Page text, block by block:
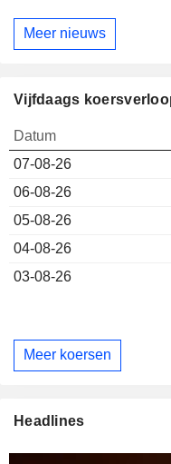
Meer nieuws
Vijfdaags
Datum
07-08-26
06-08-26
05-08-26
04-08-26
03-08-26
Meer koersen
Headlines